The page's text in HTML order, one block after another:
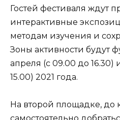
Гостей фестиваля ждут
интерактивные
методам изучения и
Зоны активности будут
апреля (с 09.00 до 16.30)
15.00) 2021 года.
На второй площадке, до